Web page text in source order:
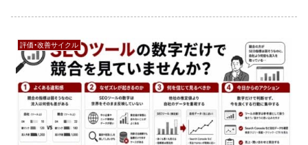
評価・改善サイクル